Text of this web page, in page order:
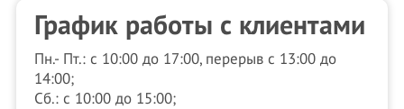
График работы с клиентами
Пн.- Пт.: с 10:00 до 17:00, перерыв с 13:00 до
14:00;
Сб.: с 10:00 до 15:00;